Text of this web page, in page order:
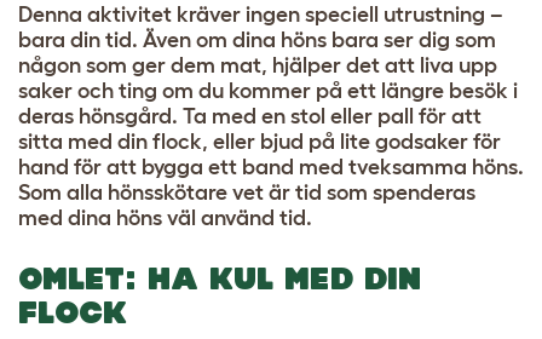
Denna aktivitet kräver ingen speciell utrustning –
bara din tid. Även om dina höns bara ser dig som
någon som ger dem mat, hjälper det att liva upp
saker och ting om du kommer på ett längre besök i
deras hönsgård. Ta med en stol eller pall för att
sitta med din flock, eller bjud på lite godsaker för
hand för att bygga ett band med tveksamma höns.
Som alla hönsskötare vet är tid som spenderas
med dina höns väl använd tid.
OMLET: HA KUL MED DIN
FLOCK